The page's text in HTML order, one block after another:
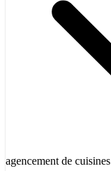
agencement de cuisines